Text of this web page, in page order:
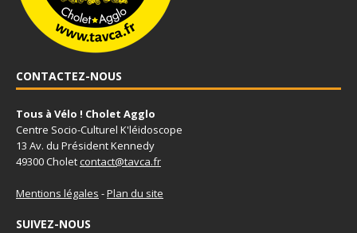
CONTACTEZ-NOUS
Tous à Vélo ! Cholet Agglo
Centre Socio-Culturel K'léidoscope
13 Av. du Président Kennedy
49300 Choletcontact@tavca.fr
Mentions légales -Plan du site
SUIVEZ-NOUS